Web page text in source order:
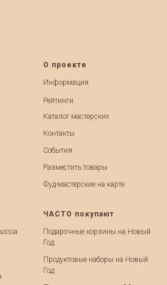
О проекте
Информация
Рейтинги
Каталог мастерских
Контакты
События
Разместить товары
Фуд-мастерские на карте
ЧАСТО покупают
Подарочные корзины на Новый
Год
Продуктовые наборы на Новый
Год